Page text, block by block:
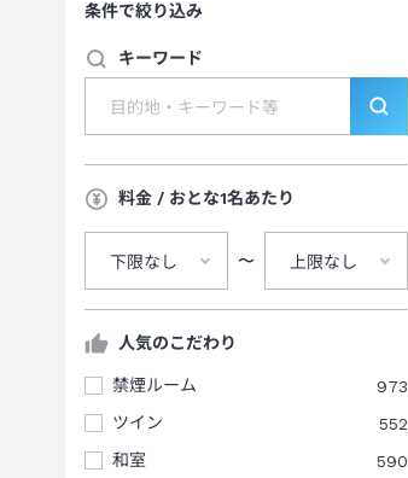
条件で絞り込み
キーワード
料金 / おとな1名あたり
下限なし 〜 上限なし
人気のこだわり
禁煙ルーム
973
ツイン
552
和室
590